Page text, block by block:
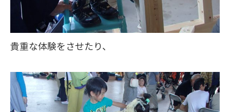
貴重な体験をさせたり、